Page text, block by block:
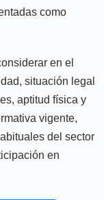
como
en el
situación legal
aptitud física y
vigente,
del sector
en